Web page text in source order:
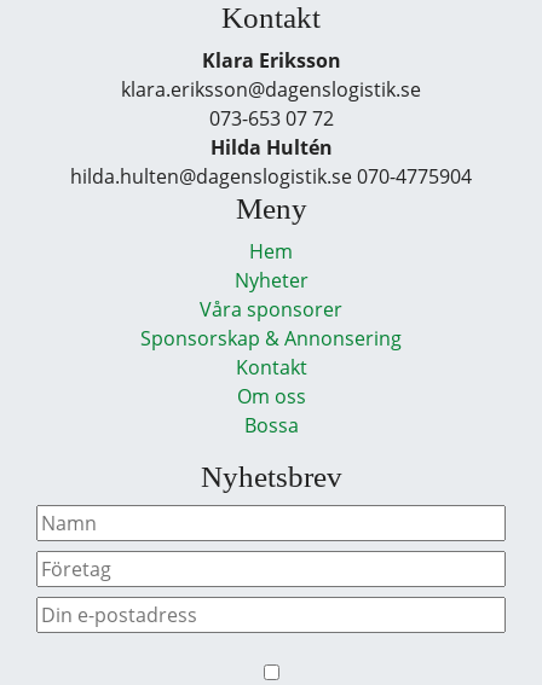
Kontakt
Klara Eriksson
klara.eriksson@dagenslogistik.se
073-653 07 72
Hilda Hultén
hilda.hulten@dagenslogistik.se 070-4775904
Meny
Hem
Nyheter
Våra sponsorer
Sponsorskap & Annonsering
Kontakt
Om oss
Bossa
Nyhetsbrev